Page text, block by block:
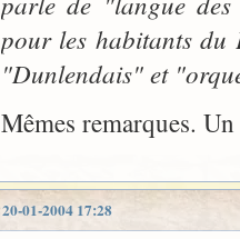
pour les habitants du
"Dunlendais" et
Mêmes remarques.
20-01-2004 17:28